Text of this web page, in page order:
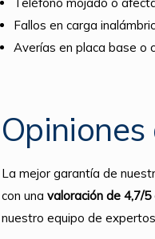
Fallos en carga
Averías en placa base o
La mejor garantía de
con una valoración de 4,7/5
nuestro equipo de